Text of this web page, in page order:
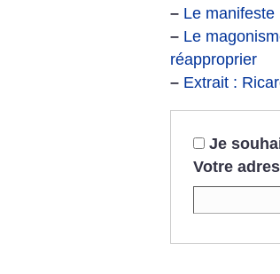
– Le manifeste
– Le
réapproprier
– Extrait :
Je
Votre